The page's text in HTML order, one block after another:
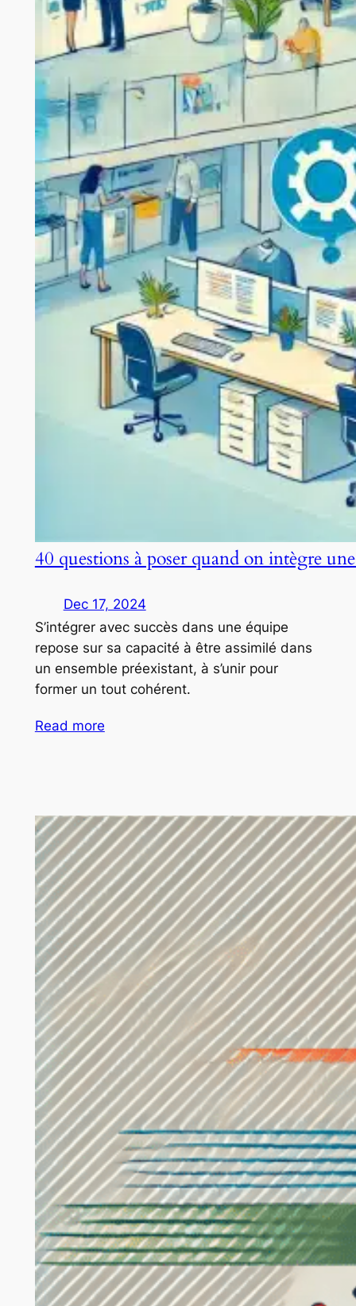
40 questions à poser quand on intègre
Dec 17, 2024
S’intégrer avec succès dans une équipe
repose sur sa capacité à être assimilé dans
un ensemble préexistant, à s’unir pour
former un tout cohérent.
Read more